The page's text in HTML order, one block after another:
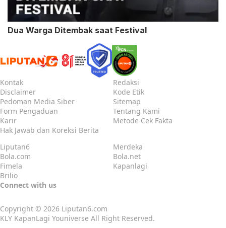
Dua Warga Ditembak saat Festival
Kontak
Redaksi
Disclaimer
Kode Etik
Pedoman Media Siber
Sitemap
Form Pengaduan
Tentang Kami
Karir
Metode Cek Fakta
Hak Jawab dan Koreksi Berita
Liputan6
Merdeka
Bola.com
Bola.net
Fimela
Kapanlagi
Brilio
Connect with us
Copyright © 2026 Liputan6.com
KLY KapanLagi Youniverse All Right Reserved.